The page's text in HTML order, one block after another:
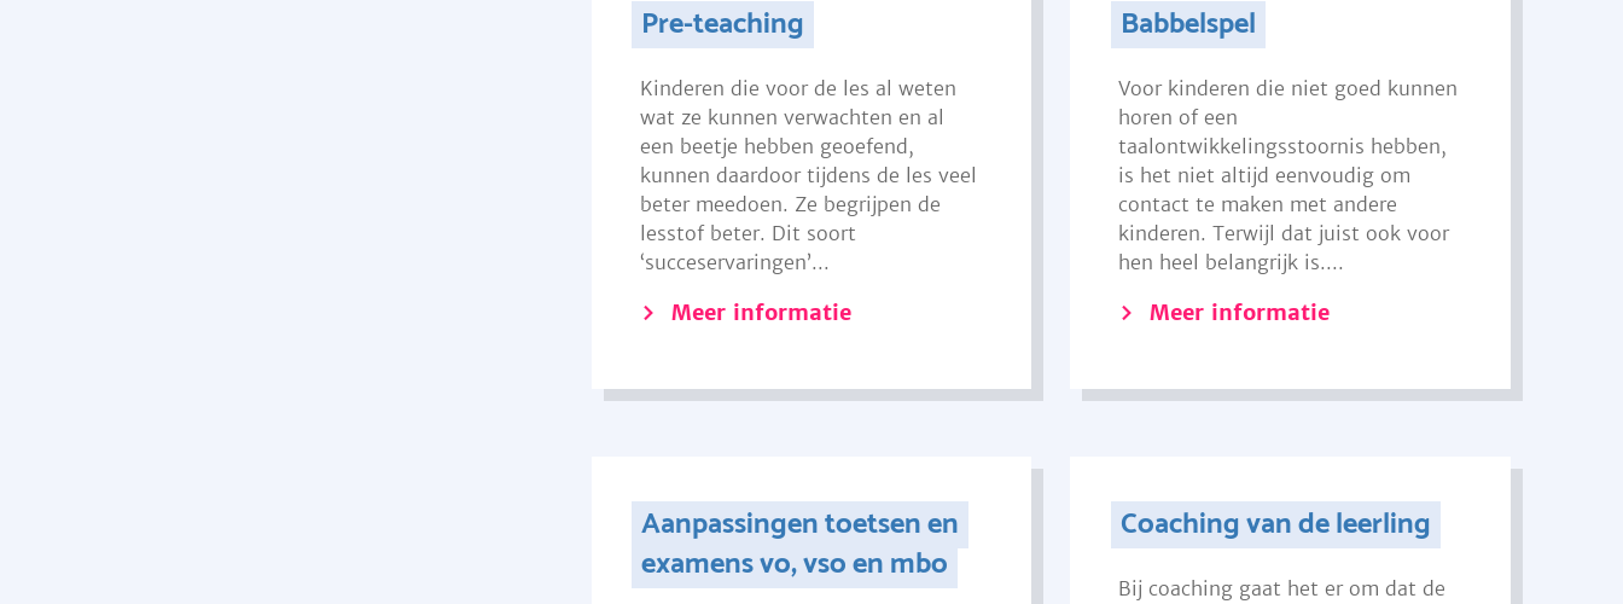
Pre-teaching
Kinderen die voor de les al weten
wat ze kunnen verwachten en al
een beetje hebben geoefend,
kunnen daardoor tijdens de les veel
beter meedoen. Ze begrijpen de
lesstof beter. Dit soort
‘succeservaringen’...
Meer informatie
Babbelspel
Voor kinderen die niet goed kunnen
horen of een
taalontwikkelingsstoornis hebben,
is het niet altijd eenvoudig om
contact te maken met andere
kinderen. Terwijl dat juist ook voor
hen heel belangrijk is....
Meer informatie
Aanpassingen toetsen en
examens vo, vso en mbo
Coaching van de leerling
Bij coaching gaat het er om dat de